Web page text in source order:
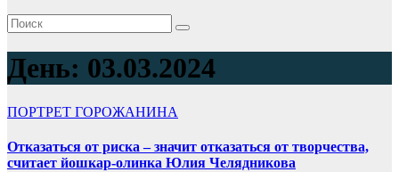
День: 03.03.2024
ПОРТРЕТ ГОРОЖАНИНА
Отказаться от риска – значит отказаться от творчества,
считает йошкар-олинка Юлия Челядникова